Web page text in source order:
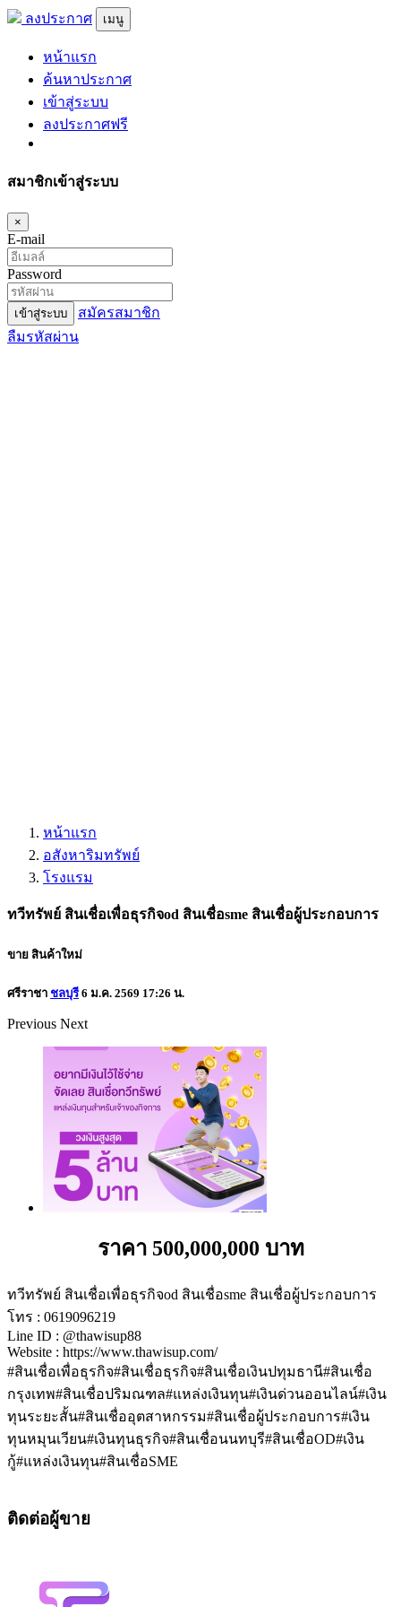
ลงประกาศ เมนู
หน้าแรก
ค้นหาประกาศ
เข้าสู่ระบบ
ลงประกาศฟรี
สมาชิกเข้าสู่ระบบ
×
E-mail
Password
เข้าสู่ระบบ
สมัครสมาชิก
ลืมรหัสผ่าน
หน้าแรก
อสังหาริมทรัพย์
โรงแรม
ทวีทรัพย์ สินเชื่อเพื่อธุรกิจod สินเชื่อsme สินเชื่อผู้ประกอบการ
ขาย สินค้าใหม่
ศรีราชา ชลบุรี 6 ม.ค. 2569 17:26 น.
Previous Next
ราคา 500,000,000 บาท
ทวีทรัพย์ สินเชื่อเพื่อธุรกิจod สินเชื่อsme สินเชื่อผู้ประกอบการ
โทร : 0619096219
Line ID : @thawisup88
Website : https://www.thawisup.com/
#สินเชื่อเพื่อธุรกิจ#สินเชื่อธุรกิจ#สินเชื่อเงินปทุมธานี#สินเชื่อ
กรุงเทพ#สินเชื่อปริมณฑล#แหล่งเงินทุน#เงินด่วนออนไลน์#เงิน
ทุนระยะสั้น#สินเชื่ออุตสาหกรรม#สินเชื่อผู้ประกอบการ#เงิน
ทุนหมุนเวียน#เงินทุนธุรกิจ#สินเชื่อนนทบุรี#สินเชื่อOD#เงิน
กู้#แหล่งเงินทุน#สินเชื่อSME
ติดต่อผู้ขาย